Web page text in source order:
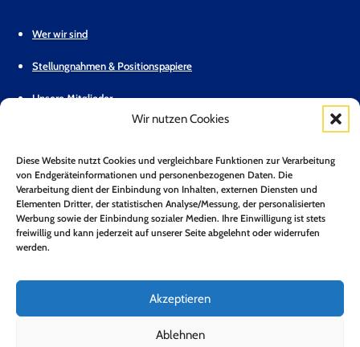
Wir nutzen Cookies
Diese Website nutzt Cookies und vergleichbare Funktionen zur Verarbeitung
von Endgeräteinformationen und personenbezogenen Daten. Die
Verarbeitung dient der Einbindung von Inhalten, externen Diensten und
Elementen Dritter, der statistischen Analyse/Messung, der personalisierten
Werbung sowie der Einbindung sozialer Medien. Ihre Einwilligung ist stets
freiwillig und kann jederzeit auf unserer Seite abgelehnt oder widerrufen
werden.
Akzeptieren
Ablehnen
Wer wir sind
Stellungnahmen & Positionspapiere
Unsere Mitglieder
Pressemitteilungen
Mitglied werden
Kontakt